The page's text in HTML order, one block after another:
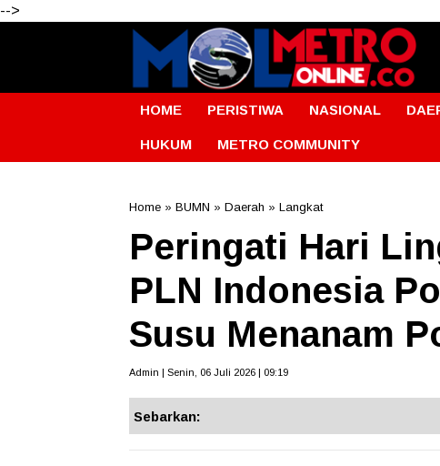
-->
HOME PERISTIWA NASIONAL
HUKUM METRO COMMUNITY
Home » BUMN » Daerah » Langkat
Peringati Hari
PLN Indonesia
Susu Menanam
Admin | Senin, 06 Juli 2026 | 09:19
Sebarkan: